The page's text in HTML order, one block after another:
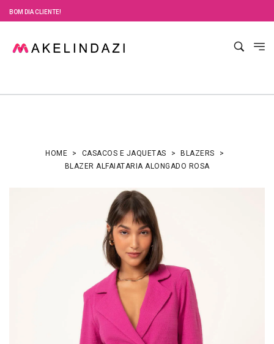
BOM DIA CLIENTE!
HOME CASACOS E JAQUETAS
BLAZERS
BLAZER ALFAIATARIA ALONGADO ROSA